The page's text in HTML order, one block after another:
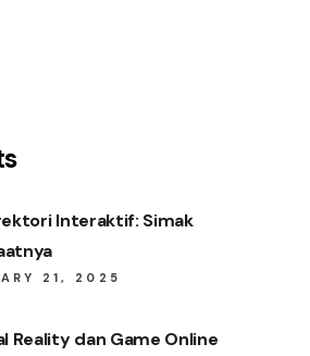
Interaktif: Simak
21, 2025
Reality dan Game Online